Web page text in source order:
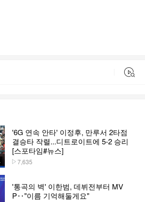
'6G 연속 안타' 이정후, 만루서 2타점
결승타 작렬...디트로이트에 5-2 승리
[스포타임#뉴스]
7,635
'통곡의 벽' 이한범, 데뷔전부터 MV
P‥"이름 기억해둘게요"